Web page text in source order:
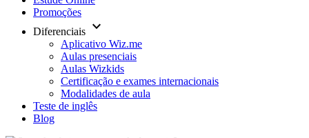
Promoções
Diferenciais keyboard_arrow_down
Aplicativo Wiz.me
Aulas presenciais
Aulas Wizkids
Certificação e exames internacionais
Modalidades de aula
Teste de inglês
Blog